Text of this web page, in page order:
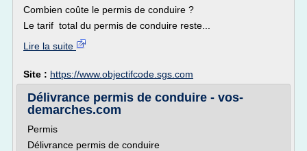
Combien coûte le permis de conduire ?
Le tarif total du permis de conduire reste...
Lire la suite
Site : https://www.objectifcode.sgs.com
Délivrance permis de conduire - vos-
demarches.com
Permis
Délivrance permis de conduire